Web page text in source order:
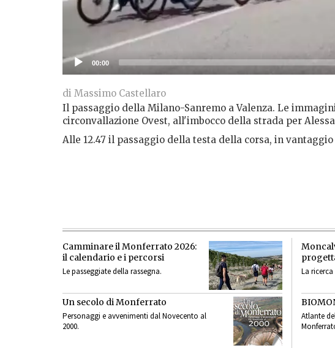
00:00
di Massimo Castellaro
Il passaggio della Milano-Sanremo a Valenza. Le
circonvallazione Ovest, all'imbocco della strada per
Alle 12.47 il passaggio della testa della corsa, in
Camminare il Monferrato 2026:
il calendario e i percorsi
Le passeggiate della rassegna.
Un secolo di Monferrato
Personaggi e avvenimenti dal Novecento al
2000.
La
Atlante